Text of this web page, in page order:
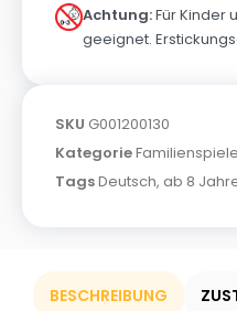
Achtung:Für Kinder
geeignet.
SKU G001200130
KategorieFamilienspiele
TagsDeutsch, ab 8
BESCHREIBUNG